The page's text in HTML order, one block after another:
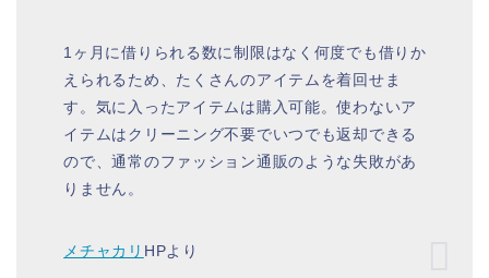
1ヶ月に借りられる数に制限はなく何度でも借りか
えられるため、たくさんのアイテムを着回せま
す。気に入ったアイテムは購入可能。使わないア
イテムはクリーニング不要でいつでも返却できる
ので、通常のファッション通販のような失敗があ
りません。
メチャカリ HPより